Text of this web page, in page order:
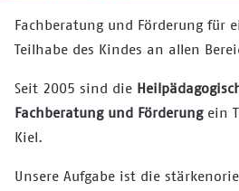
Fachberatung und Förderung für
Teilhabe des Kindes an allen
Seit 2005 sind die
Fachberatung und Förderung ein
Kiel.
Unsere Aufgabe ist die